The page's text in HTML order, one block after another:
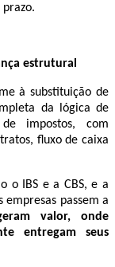
estrutural
à substituição de
da lógica de
impostos, com
fluxo de caixa
o IBS e a CBS, e a
passem a
valor, onde
entregam seus